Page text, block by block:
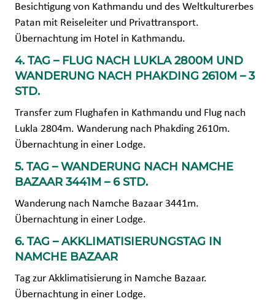
Besichtigung von Kathmandu und des Weltkulturerbes
Patan mit Reiseleiter und Privattransport.
Übernachtung im Hotel in Kathmandu.
4. TAG – FLUG NACH LUKLA 2800M UND
WANDERUNG NACH PHAKDING 2610M – 3
STD.
Transfer zum Flughafen in Kathmandu und Flug nach
Lukla 2804m. Wanderung nach Phakding 2610m.
Übernachtung in einer Lodge.
5. TAG – WANDERUNG NACH NAMCHE
BAZAAR 3441M – 6 STD.
Wanderung nach Namche Bazaar 3441m.
Übernachtung in einer Lodge.
6. TAG – AKKLIMATISIERUNGSTAG IN
NAMCHE BAZAAR
Tag zur Akklimatisierung in Namche Bazaar.
Übernachtung in einer Lodge.